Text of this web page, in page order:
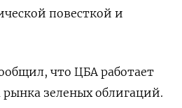
повесткой и
что ЦБА работает
зеленых облигаций.